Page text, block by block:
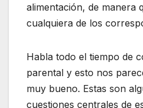
alimentación, de manera
cualquiera de los
Habla todo el tiempo de
parental y esto nos
muy bueno. Estas son
cuestiones centrales de